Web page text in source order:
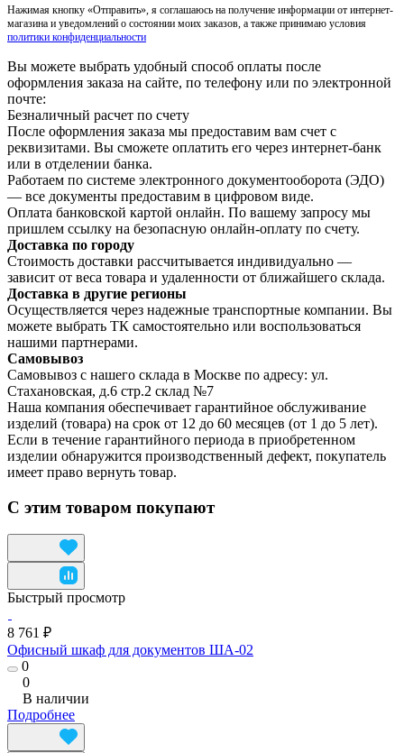
Нажимая кнопку «Отправить», я соглашаюсь на получение информации от интернет-
магазина и уведомлений о состоянии моих заказов, а также принимаю условия
политики конфиденциальности
Вы можете выбрать удобный способ оплаты после
оформления заказа на сайте, по телефону или по электронной
почте:
Безналичный расчет по счету
После оформления заказа мы предоставим вам счет с
реквизитами. Вы сможете оплатить его через интернет-банк
или в отделении банка.
Работаем по системе электронного документооборота (ЭДО)
— все документы предоставим в цифровом виде.
Оплата банковской картой онлайн. По вашему запросу мы
пришлем ссылку на безопасную онлайн-оплату по счету.
Доставка по городу
Стоимость доставки рассчитывается индивидуально —
зависит от веса товара и удаленности от ближайшего склада.
Доставка в другие регионы
Осуществляется через надежные транспортные компании. Вы
можете выбрать ТК самостоятельно или воспользоваться
нашими партнерами.
Самовывоз
Самовывоз с нашего склада в Москве по адресу: ул.
Стахановская, д.6 стр.2 склад №7
Наша компания обеспечивает гарантийное обслуживание
изделий (товара) на срок от 12 до 60 месяцев (от 1 до 5 лет).
Если в течение гарантийного периода в приобретенном
изделии обнаружится производственный дефект, покупатель
имеет право вернуть товар.
С этим товаром покупают
Быстрый просмотр
8 761 ₽
Офисный шкаф для документов ША-02
0
0
В наличии
Подробнее